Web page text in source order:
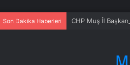
Son Dakika Haberleri CHP Muş İl